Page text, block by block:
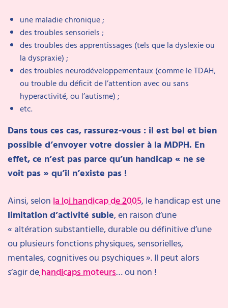
une maladie chronique ;
des troubles sensoriels ;
des troubles des apprentissages (tels que la dyslexie ou
la dyspraxie) ;
des troubles neurodéveloppementaux (comme le TDAH,
ou trouble du déficit de l’attention avec ou sans
hyperactivité, ou l’autisme) ;
etc.
Dans tous ces cas, rassurez-vous : il est bel et bien
possible d’envoyer votre dossier à la MDPH. En
effet, ce n’est pas parce qu’un handicap « ne se
voit pas » qu’il n’existe pas !
Ainsi, selonla loi handicap de 2005, le handicap est une
limitation d’activité subie, en raison d’une
« altération substantielle, durable ou définitive d’une
ou plusieurs fonctions physiques, sensorielles,
mentales, cognitives ou psychiques ». Il peut alors
s’agir dehandicaps moteurs… ou non !